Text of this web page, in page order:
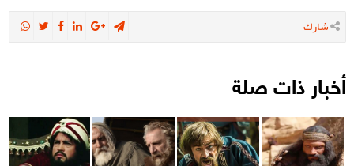
شارك
أخبار ذات صلة